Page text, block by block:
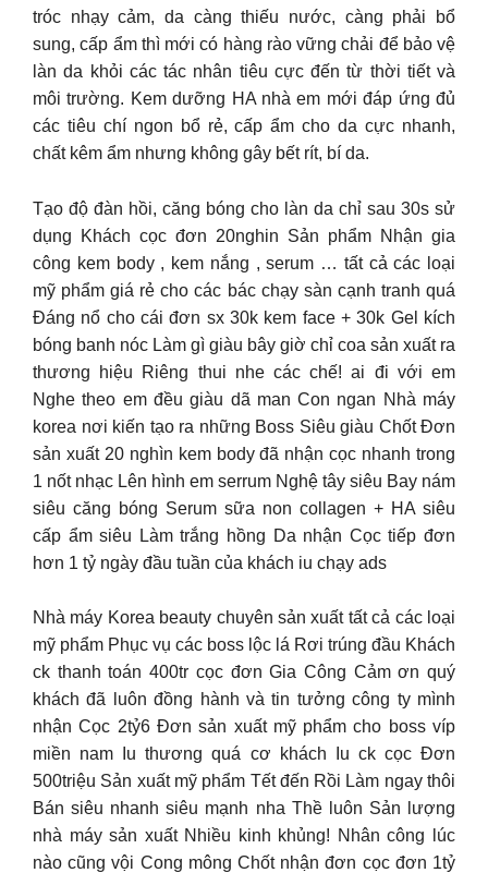
tróc nhạy cảm, da càng thiếu nước, càng phải bổ
sung, cấp ẩm thì mới có hàng rào vững chải để bảo vệ
làn da khỏi các tác nhân tiêu cực đến từ thời tiết và
môi trường. Kem dưỡng HA nhà em mới đáp ứng đủ
các tiêu chí ngon bổ rẻ, cấp ẩm cho da cực nhanh,
chất kêm ẩm nhưng không gây bết rít, bí da.
Tạo độ đàn hồi, căng bóng cho làn da chỉ sau 30s sử
dụng Khách cọc đơn 20nghin Sản phẩm Nhận gia
công kem body , kem nắng , serum … tất cả các loại
mỹ phẩm giá rẻ cho các bác chạy sàn cạnh tranh quá
Đáng nổ cho cái đơn sx 30k kem face + 30k Gel kích
bóng banh nóc Làm gì giàu bây giờ chỉ coa sản xuất ra
thương hiệu Riêng thui nhe các chế! ai đi với em
Nghe theo em đều giàu dã man Con ngan Nhà máy
korea nơi kiến tạo ra những Boss Siêu giàu Chốt Đơn
sản xuất 20 nghìn kem body đã nhận cọc nhanh trong
1 nốt nhạc Lên hình em serrum Nghệ tây siêu Bay nám
siêu căng bóng Serum sữa non collagen + HA siêu
cấp ẩm siêu Làm trắng hồng Da nhận Cọc tiếp đơn
hơn 1 tỷ ngày đầu tuần của khách iu chạy ads
Nhà máy Korea beauty chuyên sản xuất tất cả các loại
mỹ phẩm Phục vụ các boss lộc lá Rơi trúng đầu Khách
ck thanh toán 400tr cọc đơn Gia Công Cảm ơn quý
khách đã luôn đồng hành và tin tưởng công ty mình
nhận Cọc 2tỷ6 Đơn sản xuất mỹ phẩm cho boss víp
miền nam Iu thương quá cơ khách Iu ck cọc Đơn
500triệu Sản xuất mỹ phẩm Tết đến Rồi Làm ngay thôi
Bán siêu nhanh siêu mạnh nha Thề luôn Sản lượng
nhà máy sản xuất Nhiều kinh khủng! Nhân công lúc
nào cũng vội Cong mông Chốt nhận đơn cọc đơn 1tỷ